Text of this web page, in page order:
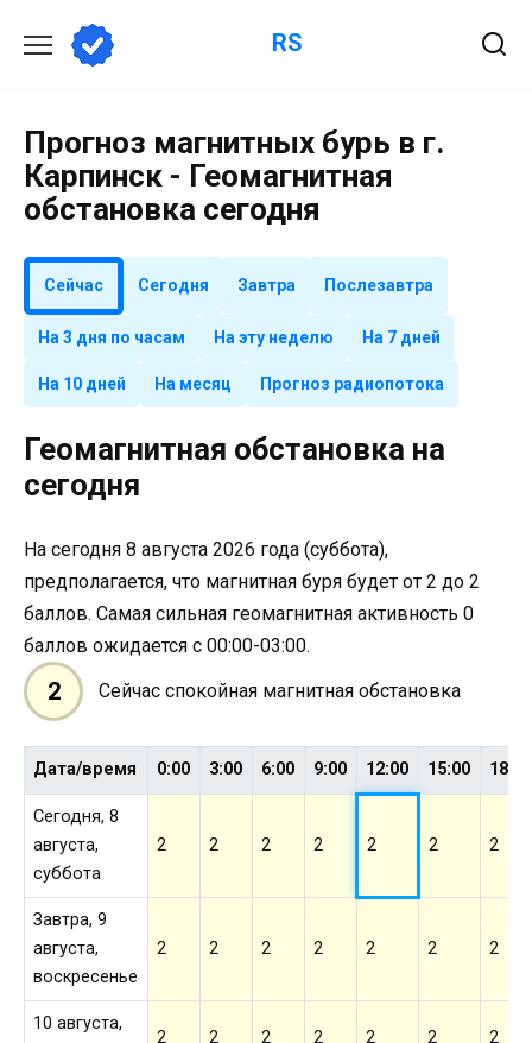
содержанию
RS
Прогноз магнитных бурь в г.
Карпинск - Геомагнитная
обстановка сегодня
Сейчас Сегодня Завтра Послезавтра
На 3 дня по часам На эту неделю На 7 дней
На 10 дней На месяц Прогноз радиопотока
Геомагнитная обстановка на
сегодня
На сегодня 8 августа 2026 года (суббота),
предполагается, что магнитная буря будет от 2 до 2
баллов. Самая сильная геомагнитная активность 0
баллов ожидается с 00:00-03:00.
2 Сейчас спокойная магнитная обстановка
Дата/время 0:00 3:00 6:00 9:00 12:00 15:00 18:00
Сегодня, 8
августа,
суббота
2 2 2 2 2 2 2
Завтра, 9
августа,
воскресенье
2 2 2 2 2 2 2
10 августа,
2 2 2 2 2 2 2